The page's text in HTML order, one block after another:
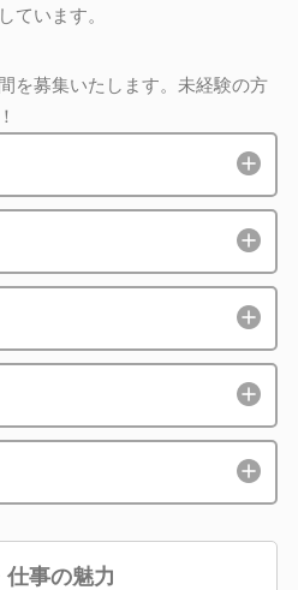
ています。
を募集いたします。未経験の方
仕事の魅力